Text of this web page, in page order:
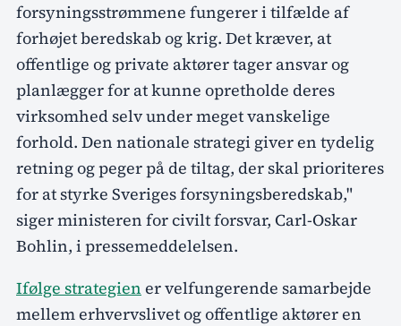
forsyningsstrømmene fungerer i tilfælde af
forhøjet beredskab og krig. Det kræver, at
offentlige og private aktører tager ansvar og
planlægger for at kunne opretholde deres
virksomhed selv under meget vanskelige
forhold. Den nationale strategi giver en tydelig
retning og peger på de tiltag, der skal prioriteres
for at styrke Sveriges forsyningsberedskab,"
siger ministeren for civilt forsvar, Carl-Oskar
Bohlin, i pressemeddelelsen.
Ifølge strategien er velfungerende samarbejde
mellem erhvervslivet og offentlige aktører en